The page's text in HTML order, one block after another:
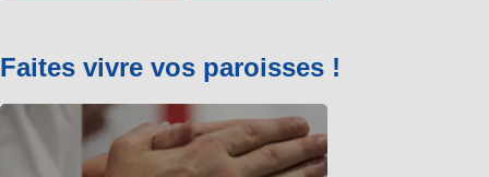
Faites vivre vos paroisses !